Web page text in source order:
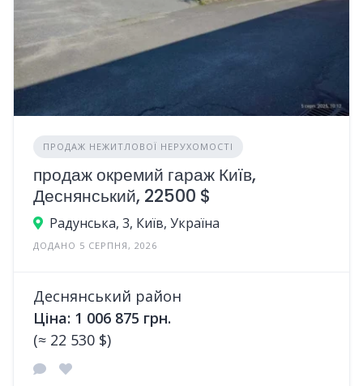
ПРОДАЖ НЕЖИТЛОВОЇ НЕРУХОМОСТІ
продаж окремий гараж Київ,
Деснянський, 22500 $
Радунська, 3, Київ, Україна
ДОДАНО 5 СЕРПНЯ, 2026
Деснянський район
Ціна: 1 006 875 грн.
(≈ 22 530 $)